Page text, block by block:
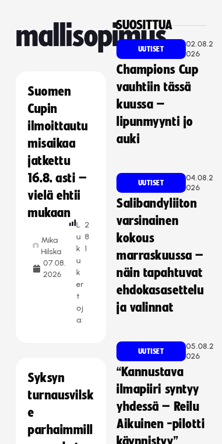
mallisopimus
Suomen
Cupin
ilmoittautu
misaikaa
jatkettu
16.8. asti –
vielä ehtii
mukaan
Mika
Hilska
07.08.
2026
L
u
k
u
k
er
t
oj
a:
2
8
1
Syksyn
turnausvilsk
e
parhaimmill
SUOSITTUA
UUTISET
02.08.2
026
Champions Cup
vauhtiin tässä
kuussa –
lipunmyynti jo
auki
UUTISET
04.08.2
026
Salibandyliiton
varsinainen
kokous
marraskuussa –
näin tapahtuvat
ehdokasasettelu
ja valinnat
UUTISET
05.08.2
026
“Kannustava
ilmapiiri syntyy
yhdessä – Reilu
Aikuinen -pilotti